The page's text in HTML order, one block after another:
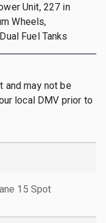
Unit, 227 in
Wheels,
Fuel Tanks
may not be
local DMV prior to
15 Spot